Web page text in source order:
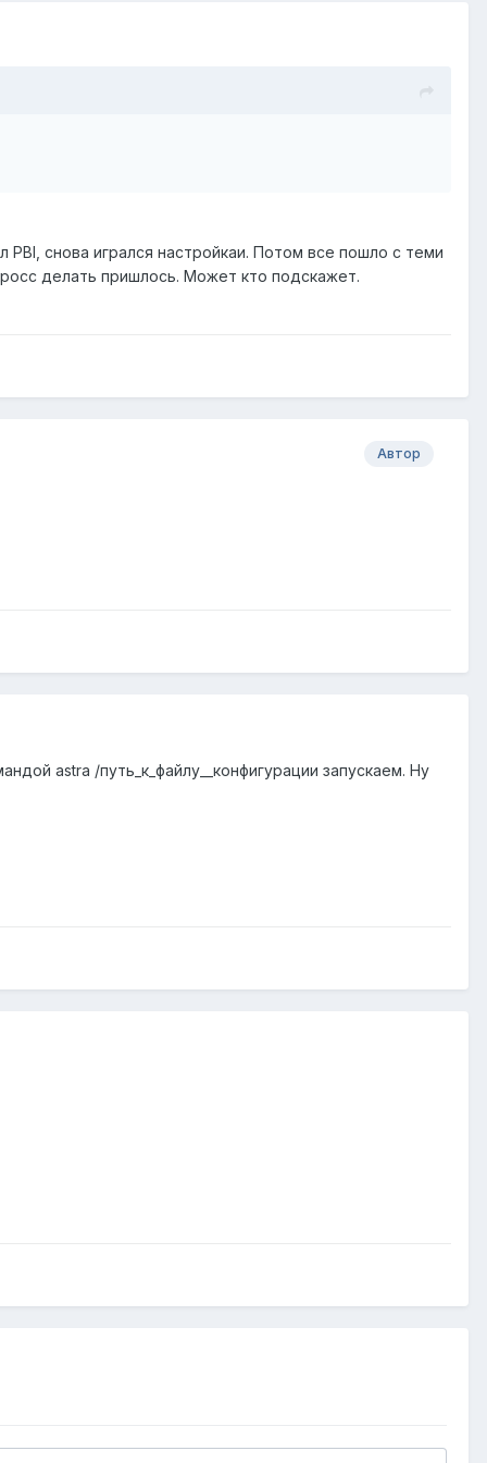
PBI, снова игрался настройкаи. Потом все пошло с теми
делать пришлось. Может кто подскажет.
Автор
astra /путь_к_файлу__конфигурации запускаем. Ну